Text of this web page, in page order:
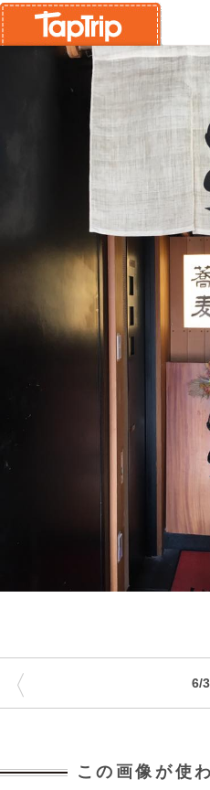
6/
〈
この画像が使